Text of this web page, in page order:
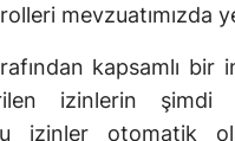
mevzuatımızda
kapsamlı bir
izinlerin şimdi
izinler otomatik